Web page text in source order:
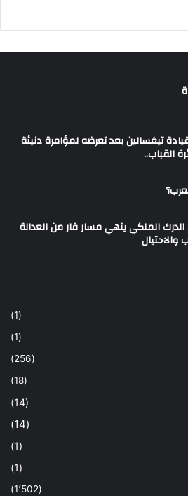
قيادة تيغسالين بعد تعرضه لمؤامرة دنيئة
القباب..
الملكي ينهي مسار فار من العدالة
(1)
(1)
(256)
(18)
(14)
(14)
(1)
(1)
(1٬502)